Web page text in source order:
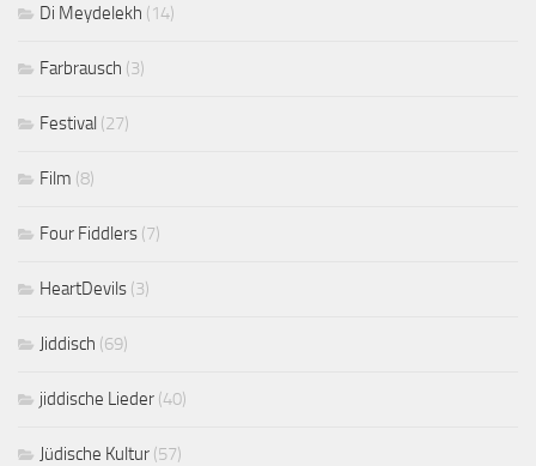
Di Meydelekh (14)
Farbrausch (3)
Festival (27)
Film (8)
Four Fiddlers (7)
HeartDevils (3)
Jiddisch (69)
jiddische Lieder (40)
Jüdische Kultur (57)